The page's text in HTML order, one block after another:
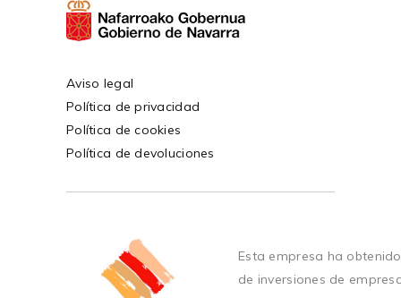
Aviso legal
Política de privacidad
Política de cookies
Política de devoluciones
Esta empresa ha
de inversiones de